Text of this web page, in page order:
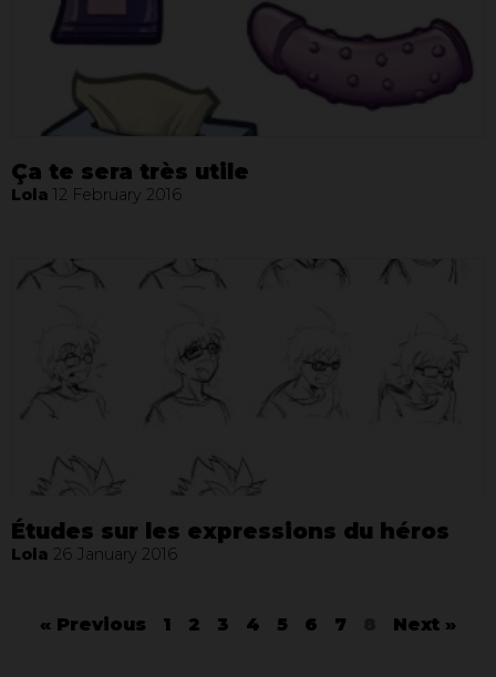
Ça te sera très utile
Lola 12 February 2016
Études sur les expressions du héros
Lola 26 January 2016
« Previous 1 2 3 4 5 6 7 Next »